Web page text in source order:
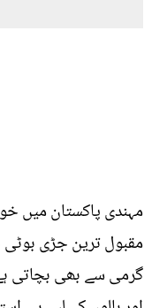
مہندی پاکستان میں
مقبول ترین جڑی
گرمی سے بھی بچاتی